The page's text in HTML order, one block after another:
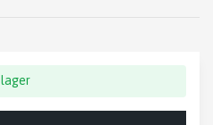
I lager